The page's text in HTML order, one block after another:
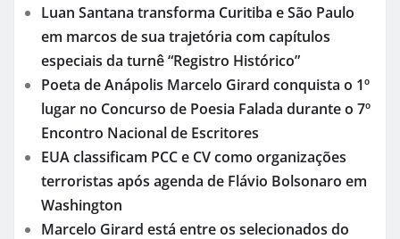
missão dos guarda-vidas na literatura brasileira
Plano Safra 2026/2027 mantém volume recorde,
mas setor cobra mais crédito e juros menores
Ancelotti Sinaliza Retorno de Neymar e
Reacende Esperança da Torcida Brasileira
Tragédia na Tailândia: Menino de 7 Anos Morre
Após Ataque de Macaco Criado Pela Própria
Família
Governo Amplia Crédito para o Agro e Anuncia
R$ 14 Bilhões para Modernização do Campo